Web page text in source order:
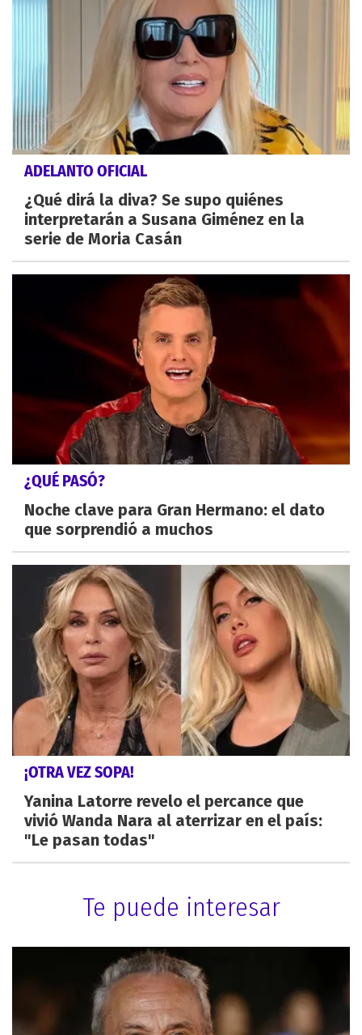
ADELANTO OFICIAL
¿Qué dirá la diva? Se supo quiénes
interpretarán a Susana Giménez en la
serie de Moria Casán
¿QUÉ PASÓ?
Noche clave para Gran Hermano: el dato
que sorprendió a muchos
¡OTRA VEZ SOPA!
Yanina Latorre revelo el percance que
vivió Wanda Nara al aterrizar en el país:
"Le pasan todas"
Te puede interesar